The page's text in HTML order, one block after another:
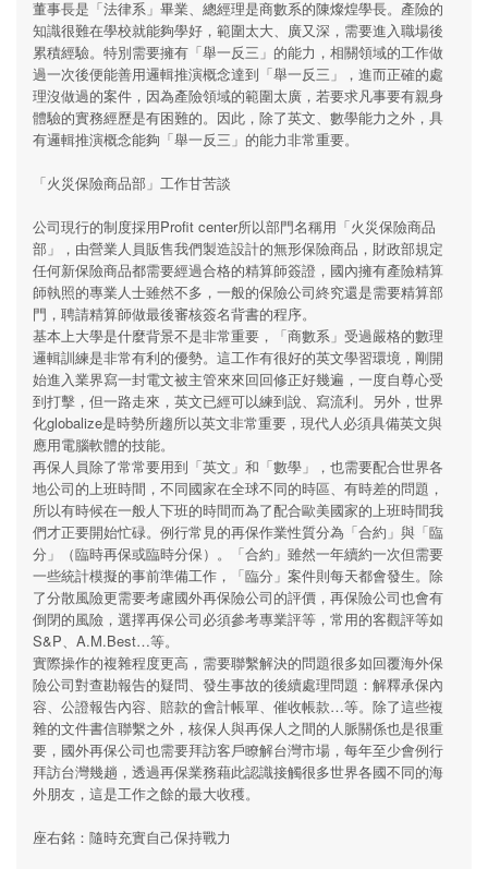
董事長是「法律系」畢業、總經理是商數系的陳燦煌學長。產險的
知識很難在學校就能夠學好，範圍太大、廣又深，需要進入職場後
累積經驗。特別需要擁有「舉一反三」的能力，相關領域的工作做
過一次後便能善用邏輯推演概念達到「舉一反三」，進而正確的處
理沒做過的案件，因為產險領域的範圍太廣，若要求凡事要有親身
體驗的實務經歷是有困難的。因此，除了英文、數學能力之外，具
有邏輯推演概念能夠「舉一反三」的能力非常重要。
「火災保險商品部」工作甘苦談
公司現行的制度採用Profit center所以部門名稱用「火災保險商品
部」，由營業人員販售我們製造設計的無形保險商品，財政部規定
任何新保險商品都需要經過合格的精算師簽證，國內擁有產險精算
師執照的專業人士雖然不多，一般的保險公司終究還是需要精算部
門，聘請精算師做最後審核簽名背書的程序。
基本上大學是什麼背景不是非常重要，「商數系」受過嚴格的數理
邏輯訓練是非常有利的優勢。這工作有很好的英文學習環境，剛開
始進入業界寫一封電文被主管來來回回修正好幾遍，一度自尊心受
到打擊，但一路走來，英文已經可以練到說、寫流利。另外，世界
化globalize是時勢所趨所以英文非常重要，現代人必須具備英文與
應用電腦軟體的技能。
再保人員除了常常要用到「英文」和「數學」，也需要配合世界各
地公司的上班時間，不同國家在全球不同的時區、有時差的問題，
所以有時候在一般人下班的時間而為了配合歐美國家的上班時間我
們才正要開始忙碌。例行常見的再保作業性質分為「合約」與「臨
分」（臨時再保或臨時分保）。「合約」雖然一年續約一次但需要
一些統計模擬的事前準備工作，「臨分」案件則每天都會發生。除
了分散風險更需要考慮國外再保險公司的評價，再保險公司也會有
倒閉的風險，選擇再保公司必須參考專業評等，常用的客觀評等如
S&P、A.M.Best…等。
實際操作的複雜程度更高，需要聯繫解決的問題很多如回覆海外保
險公司對查勘報告的疑問、發生事故的後續處理問題：解釋承保內
容、公證報告內容、賠款的會計帳單、催收帳款…等。除了這些複
雜的文件書信聯繫之外，核保人與再保人之間的人脈關係也是很重
要，國外再保公司也需要拜訪客戶瞭解台灣市場，每年至少會例行
拜訪台灣幾趟，透過再保業務藉此認識接觸很多世界各國不同的海
外朋友，這是工作之餘的最大收穫。
座右銘：隨時充實自己保持戰力